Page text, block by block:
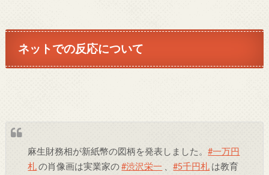
ネットでの反応について
麻生財務相が新紙幣の図柄を発表しました。#一万円
札の肖像画は実業家の#渋沢栄一 、#5千円札 は教育